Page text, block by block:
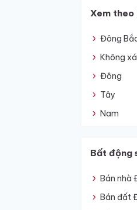
Xem theo
Đông
Không
Đông
Tây
Nam
Bất động
Bán nhà
Bán đất